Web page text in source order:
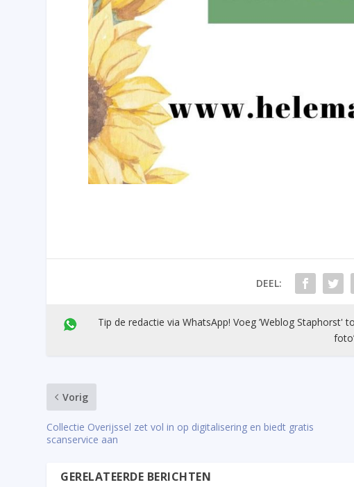
DEEL:
Tip de redactie via WhatsApp! Voeg ’Weblog Staphorst'
Vorig
Collectie Overijssel zet vol in op digitalisering en biedt gratis
scanservice aan
GERELATEERDE BERICHTEN